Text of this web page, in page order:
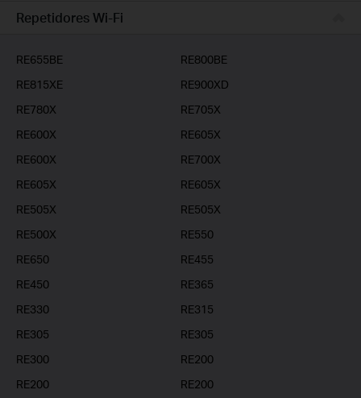
Empresas
Repetidores Wi-Fi
RE655BE
RE800BE
RE815XE
RE900XD
RE780X
RE705X
RE600X
RE605X
RE600X
RE700X
RE605X
RE605X
RE505X
RE505X
RE500X
RE550
RE650
RE455
RE450
RE365
RE330
RE315
RE305
RE305
RE300
RE200
RE200
RE200